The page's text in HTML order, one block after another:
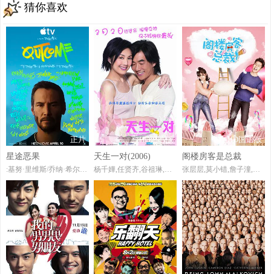
猜你喜欢
正片
星途恶果
:基努·里维斯/乔纳·希尔/卡梅隆·迪亚兹/马特·波莫/大卫·斯佩德/
HD国语版
天生一对(2006)
杨千嬅,任贤齐,谷祖琳,贾思乐,郭涛,邬玉君,侧田,林家栋,林雪,张兆辉,邵美琪
HD国语版
阁楼房客是总裁
张层层,莫小错,詹子潼,董天昊